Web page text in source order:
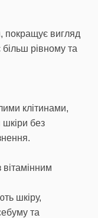
покращує вигляд
рівному та
клітинами,
без
шкіру,
та